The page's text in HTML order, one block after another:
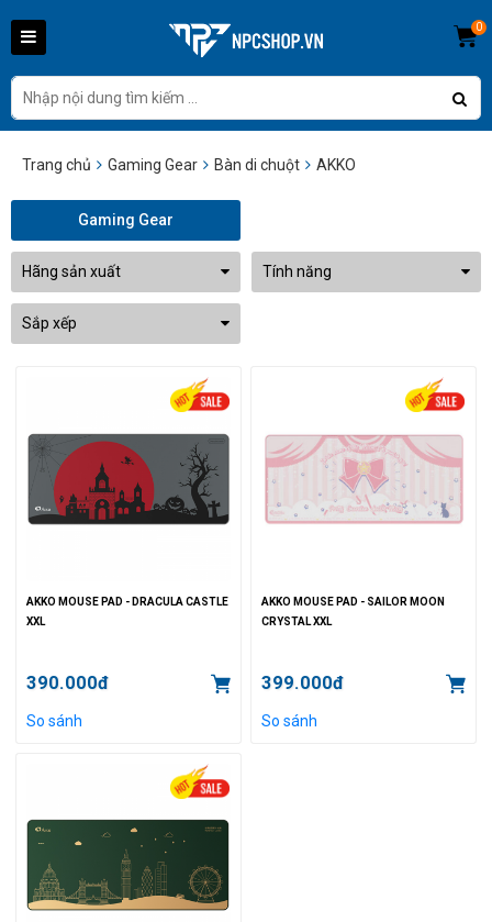
0
Trang chủ Gaming Gear Bàn di chuột AKKO
Gaming Gear
Hãng sản xuất Tính năng
Sắp xếp
AKKO MOUSE PAD - DRACULA CASTLE
XXL
390.000đ
So sánh
AKKO MOUSE PAD - SAILOR MOON
CRYSTAL XXL
399.000đ
So sánh